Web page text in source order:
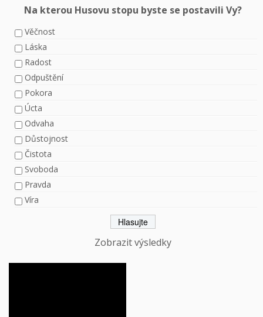
Na kterou Husovu stopu byste se postavili Vy?
Věčnost
Láska
Radost
Odpuštění
Pokora
Úcta
Odvaha
Důstojnost
Čistota
Svoboda
Pravda
Víra
Zobrazit výsledky